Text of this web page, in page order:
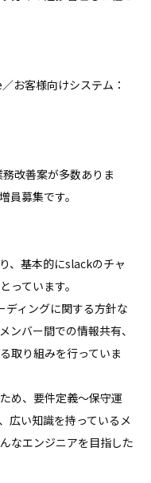
お客様向けシステム：
改善案が多数ありま
員募集です。
、基本的にslackのチャ
っています。
ディングに関する方針な
ンバー間での情報共有、
取り組みを行っていま
め、要件定義〜保守運
広い知識を持っているメ
なエンジニアを目指した